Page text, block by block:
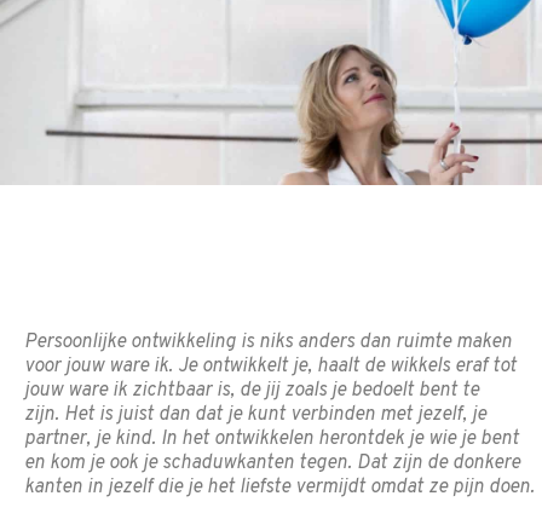
DAAR BEN IK AAN TOE
Persoonlijke ontwikkeling is niks anders dan ruimte maken
voor jouw ware ik. Je ontwikkelt je, haalt de wikkels eraf tot
jouw ware ik zichtbaar is, de jij zoals je bedoelt bent te
zijn. Het is juist dan dat je kunt verbinden met jezelf, je
partner, je kind. In het ontwikkelen herontdek je wie je bent
en kom je ook je schaduwkanten tegen. Dat zijn de donkere
kanten in jezelf die je het liefste vermijdt omdat ze pijn doen.